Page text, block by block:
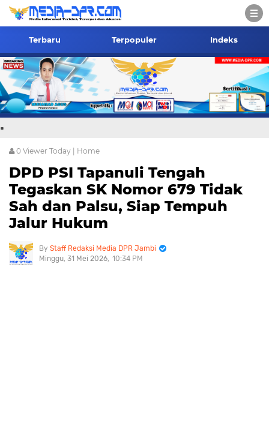
Terbaru Terpopuler Indeks
.
0 Viewer Today | Home
DPD PSI Tapanuli Tengah
Tegaskan SK Nomor 679 Tidak
Sah dan Palsu, Siap Tempuh
Jalur Hukum
Staff Redaksi Media DPR Jambi
Minggu, 31 Mei 2026 10:34 PM